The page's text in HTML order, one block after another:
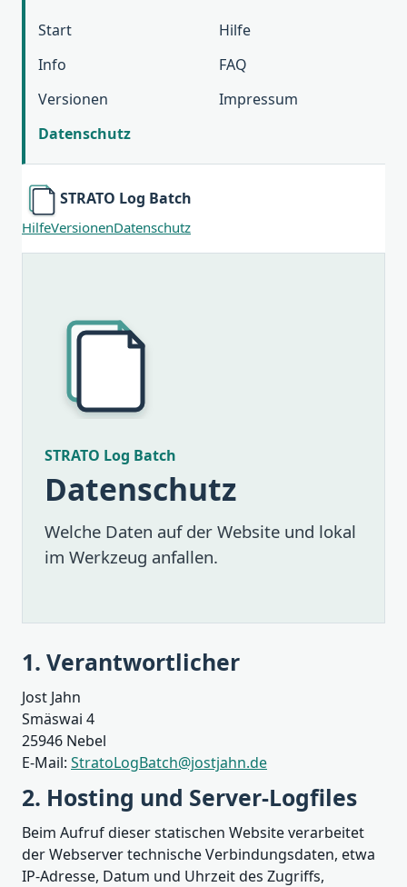
Start
Hilfe
Info
FAQ
Versionen
Impressum
Datenschutz
STRATO Log Batch
HilfeVersionenDatenschutz
STRATO Log Batch
Datenschutz
Welche Daten auf der Website und lokal
im Werkzeug anfallen.
1. Verantwortlicher
Jost Jahn
Smäswai 4
25946 Nebel
E-Mail: StratoLogBatch@jostjahn.de
2. Hosting und Server-Logfiles
Beim Aufruf dieser statischen Website verarbeitet
der Webserver technische Verbindungsdaten, etwa
IP-Adresse, Datum und Uhrzeit des Zugriffs,